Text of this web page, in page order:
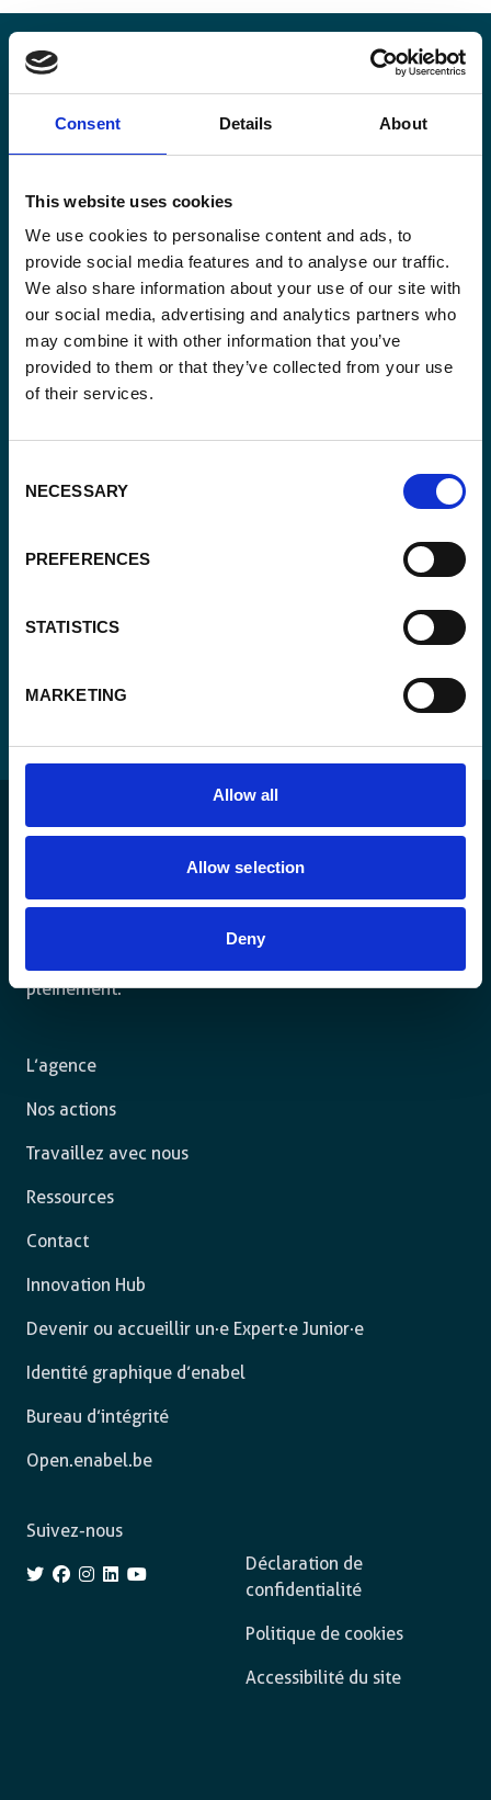
Consent Details About
This website uses cookies
We use cookies to personalise content and ads, to
provide social media features and to analyse our traffic.
We also share information about your use of our site with
our social media, advertising and analytics partners who
may combine it with other information that you’ve
provided to them or that they’ve collected from your use
of their services.
Selection
NECESSARY
PREFERENCES
STATISTICS
MARKETING
Allow all
Allow selection
Deny
Restez informé·es
matière de coopération au développement.
Email
*
Oui, je m'inscris à la newsletter*
CAPTCHA
Pour un monde durable où toutes les personnes vivent
pleinement.
L’agence
Nos actions
Travaillez avec nous
Ressources
Contact
Innovation Hub
Devenir ou accueillir un·e Expert·e Junior·e
Identité graphique d’enabel
Bureau d’intégrité
Open.enabel.be
Déclaration de
confidentialité
Politique de cookies
Accessibilité du site
Suivez-nous